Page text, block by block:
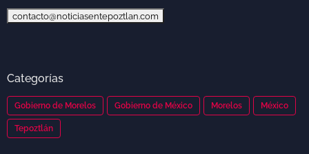
contacto@noticiasentepoztlan.com
Categorías
Gobierno de Morelos Gobierno de México Morelos México
Tepoztlán